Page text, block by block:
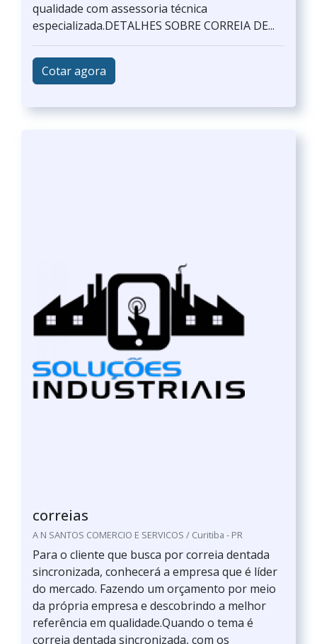
qualidade com assessoria técnica
especializada.DETALHES SOBRE CORREIA DE...
Cotar agora
correias
A N SANTOS COMERCIO E SERVICOS / Curitiba - PR
Para o cliente que busca por correia dentada
sincronizada, conhecerá a empresa que é líder
do mercado. Fazendo um orçamento por meio
da própria empresa e descobrindo a melhor
referência em qualidade.Quando o tema é
correia dentada sincronizada, com os